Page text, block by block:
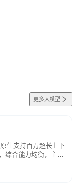
更多大模型
生支持百万超长上下
综合能力均衡，主打
、基础 RAG、批量